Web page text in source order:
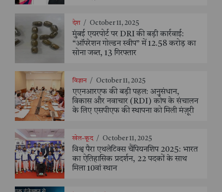
देश / October 11, 2025
मुंबई एयरपोर्ट पर DRI की बड़ी कार्रवाई:
“ऑपरेशन गोल्डन स्वीप” में 12.58 करोड़ का
सोना जब्त, 13 गिरफ्तार
विज्ञान / October 11, 2025
एएनआरएफ की बड़ी पहल: अनुसंधान,
विकास और नवाचार (RDI) कोष के संचालन
के लिए एसपीएफ की स्थापना को मिली मंज़ूरी
खेल-कूद / October 11, 2025
विश्व पैरा एथलेटिक्स चैंपियनशिप 2025: भारत
का ऐतिहासिक प्रदर्शन, 22 पदकों के साथ
मिला 10वां स्थान